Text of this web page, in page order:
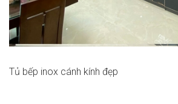
Tủ bếp inox cánh kính đẹp